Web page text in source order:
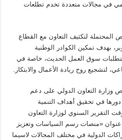
في مجالات متعددة تخدم تطلعات
المحتملة لتكثيف التعاون مع القطاع
بهدف تمكين الكوادر الوطنية
متطلبات سوق العمل الحديث، خاصة في
لتشجيع روح ريادة الأعمال والابتكار.
وزارة التعاون الدولي على دعم
دورها في تحقيق أهداف التنمية
التقرير السنوي لوزارة التعاون
صدر تحت عنوان «منصات رسم السياسات وتعزيز
الدولية في مختلف المجالات لاسيما